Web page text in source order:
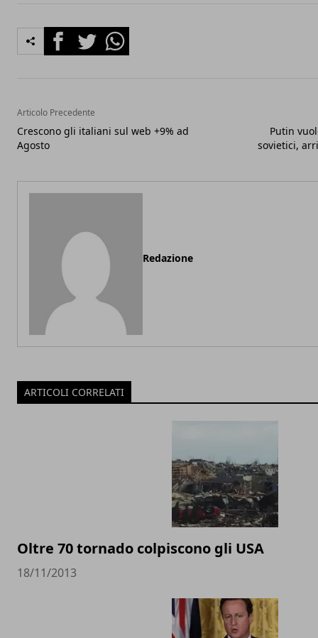
FacebookTwitterWhatsapp
Articolo Precedente
Crescono gli italiani sul web +9% ad
Agosto
Putin
sovietici,
Redazione
ARTICOLI CORRELATI
Oltre 70 tornado colpiscono gli USA
18/11/2013